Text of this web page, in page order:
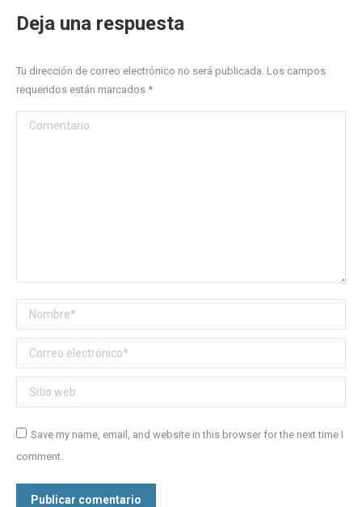
Deja una respuesta
Tu dirección de correo electrónico no será publicada. Los campos
requeridos están marcados *
Comentario
Nombre *
Correo electrónico *
Sitio web
Save my name, email, and website in this browser for the next time I
comment.
Publicar comentario